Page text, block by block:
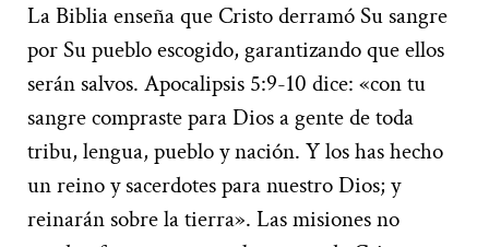
La Biblia enseña que Cristo derramó Su sangre
por Su pueblo escogido, garantizando que ellos
serán salvos. Apocalipsis 5:9-10 dice: «con tu
sangre compraste para Dios a gente de toda
tribu, lengua, pueblo y nación. Y los has hecho
un reino y sacerdotes para nuestro Dios; y
reinarán sobre la tierra». Las misiones no